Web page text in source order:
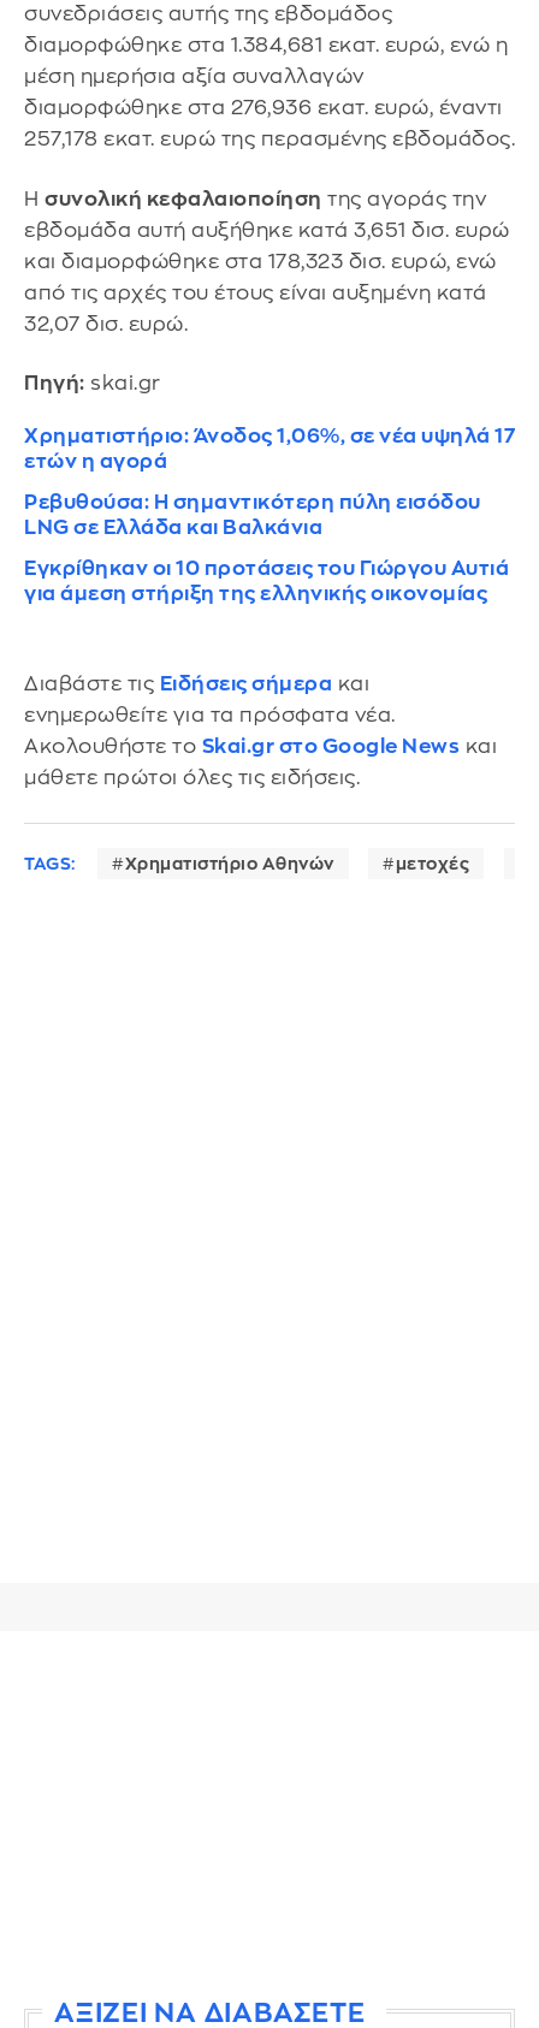
συνεδριάσεις αυτής της εβδομάδος
διαμορφώθηκε στα 1.384,681 εκατ. ευρώ, ενώ η
μέση ημερήσια αξία συναλλαγών
διαμορφώθηκε στα 276,936 εκατ. ευρώ, έναντι
257,178 εκατ. ευρώ της περασμένης εβδομάδος.
Η συνολική κεφαλαιοποίηση της αγοράς την
εβδομάδα αυτή αυξήθηκε κατά 3,651 δισ. ευρώ
και διαμορφώθηκε στα 178,323 δισ. ευρώ, ενώ
από τις αρχές του έτους είναι αυξημένη κατά
32,07 δισ. ευρώ.
Πηγή: skai.gr
Χρηματιστήριο: Άνοδος 1,06%, σε νέα υψηλά 17
ετών η αγορά
Ρεβυθούσα: Η σημαντικότερη πύλη εισόδου
LNG σε Ελλάδα και Βαλκάνια
Eγκρίθηκαν οι 10 προτάσεις του Γιώργου Αυτιά
για άμεση στήριξη της ελληνικής οικονομίας
Διαβάστε τις Ειδήσεις σήμερα και
ενημερωθείτε για τα πρόσφατα νέα.
Ακολουθήστε το Skai.gr στο Google News και
μάθετε πρώτοι όλες τις ειδήσεις.
TAGS: Χρηματιστήριο Αθηνών μετοχές
ΑΞΙΖΕΙ ΝΑ ΔΙΑΒΑΣΕΤΕ